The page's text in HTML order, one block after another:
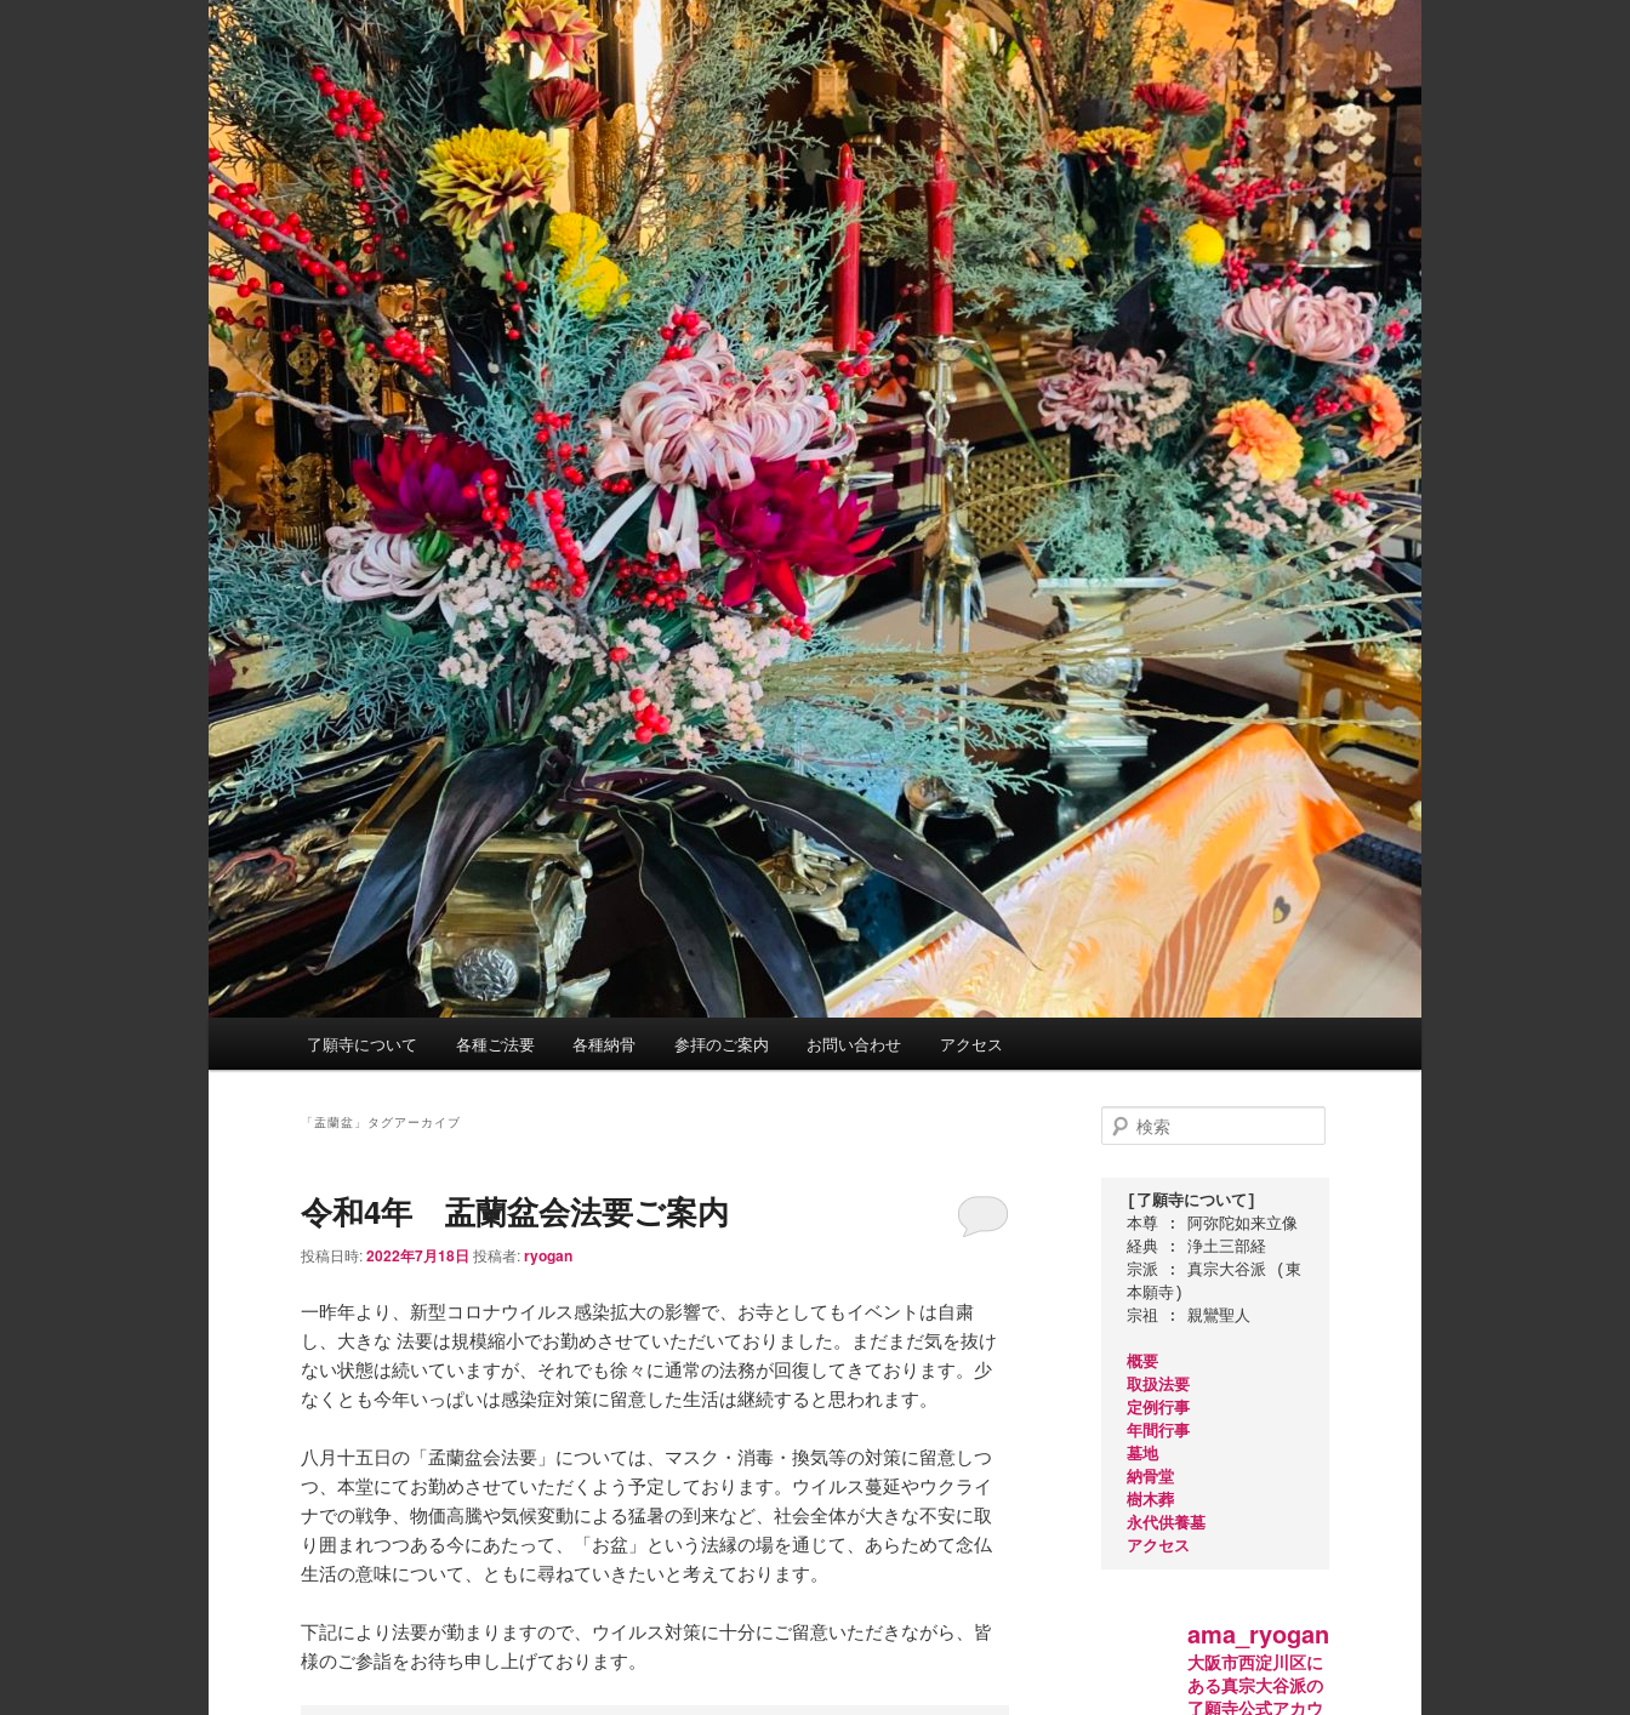
了願寺について 各種ご法要 各種納骨 参拝のご案内 お問い合わせ アクセス
「盂蘭盆 」タグアーカイブ
令和4年 盂蘭盆会法要ご案内
投稿日時:2022年7月18日 投稿者:ryogan
一昨年より、新型コロナウイルス感染拡大の影響で、お寺としてもイベントは自粛
し、大きな 法要は規模縮小でお勤めさせていただいておりました。まだまだ気を抜け
ない状態は続いていますが、それでも徐々に通常の法務が回復してきております。少
なくとも今年いっぱいは感染症対策に留意した生活は継続すると思われます。
八月十五日の「孟蘭盆会法要」については、マスク・消毒・換気等の対策に留意しつ
つ、本堂にてお勤めさせていただくよう予定しております。ウイルス蔓延やウクライ
ナでの戦争、物価高騰や気候変動による猛暑の到来など、社会全体が大きな不安に取
り囲まれつつある今にあたって、「お盆」という法縁の場を通じて、あらためて念仏
生活の意味について、ともに尋ねていきたいと考えております。
下記により法要が勤まりますので、ウイルス対策に十分にご留意いただきながら、皆
様のご参詣をお待ち申し上げております。
検
索
[了願寺について]
本尊 : 阿弥陀如来立像
経典 : 浄土三部経
宗派 : 真宗大谷派 (東
本願寺)
宗祖 : 親鸞聖人
概要
取扱法要
定例行事
年間行事
墓地
納骨堂
樹木葬
永代供養墓
アクセス
ama_ryogan
大阪市西淀川区に
ある真宗大谷派の
了願寺公式アカウ